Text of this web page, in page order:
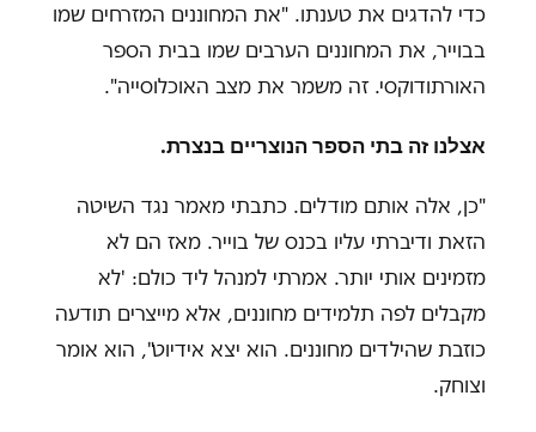
כדי להדגים את טענתו. "את המחוננים המזרחים שמו
בבוייר, את המחוננים הערבים שמו בבית הספר
האורתודוקסי. זה משמר את מצב האוכלוסייה"
.
אצלנו זה בתי הספר הנוצריים בנצרת.
"כן, אלה אותם מודלים. כתבתי מאמר נגד השיטה
הזאת ודיברתי עליו בכנס של בוייר. מאז הם לא
מזמינים אותי יותר. אמרתי למנהל ליד כולם: 'לא
מקבלים לפה תלמידים מחוננים, אלא מייצרים תודעה
כוזבת שהילדים מחוננים. הוא יצא אידיוט", הוא אומר
וצוחק.